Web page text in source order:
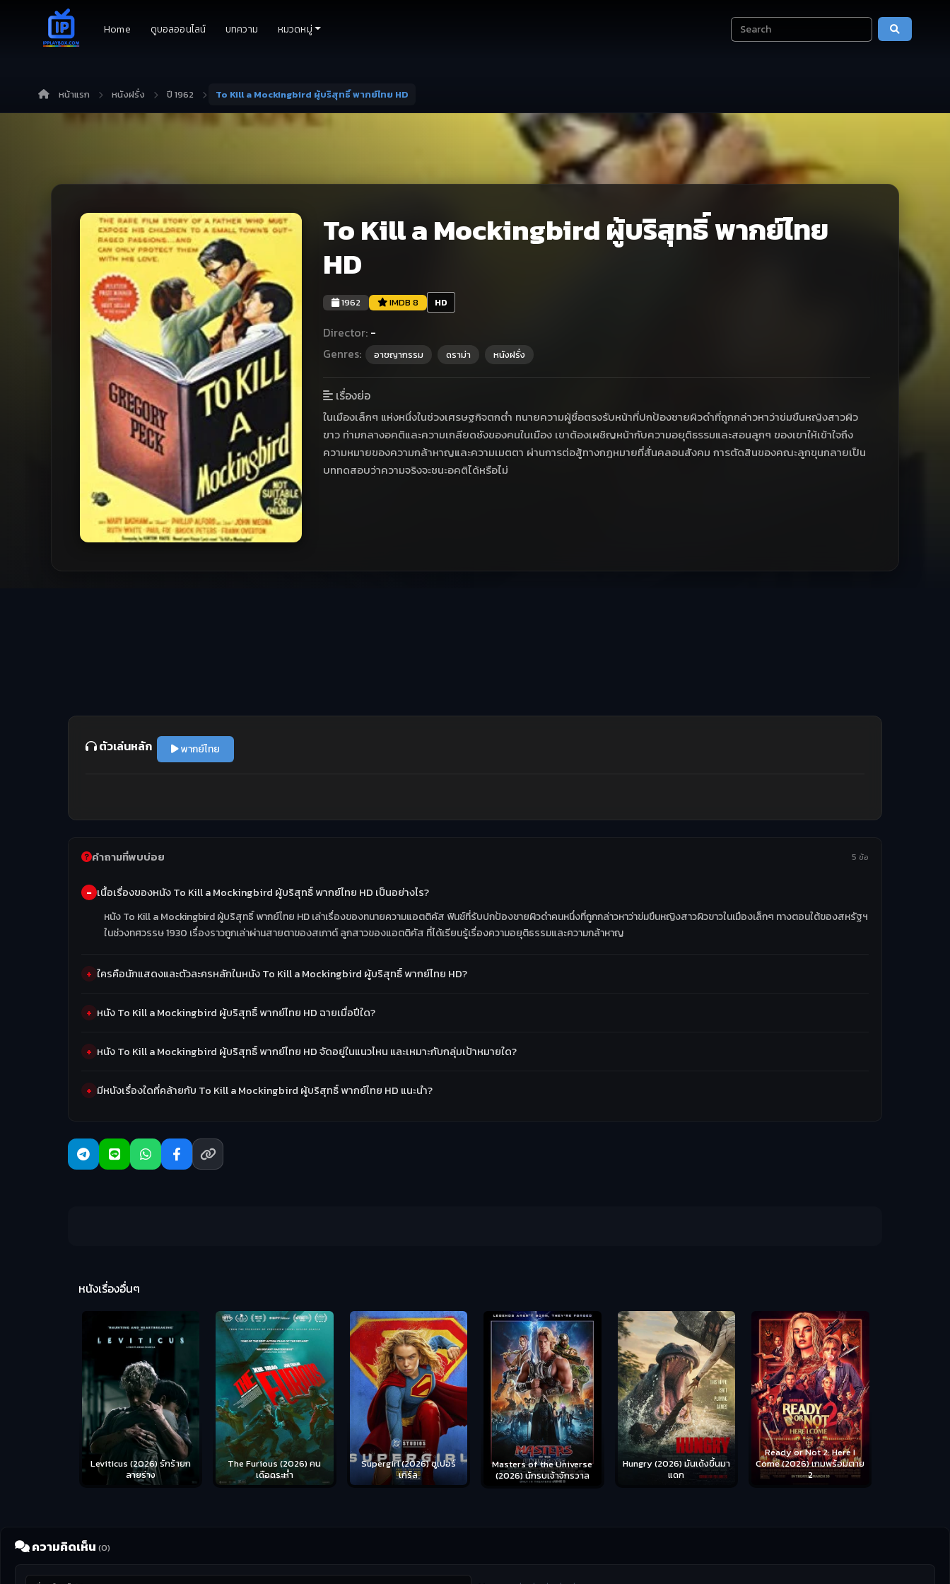
Home ดูบอลออนไลน์ บทความ หมวดหมู่
หน้าแรก หนังฝรั่ง ปี 1962 To Kill a Mockingbird ผู้บริสุทธิ์ พากย์ไทย HD
To Kill a Mockingbird ผู้บริสุทธิ์ พากย์ไทย
HD
1962 IMDB 8 HD
Director: -
Genres:
อาชญากรรม ดราม่า หนังฝรั่ง
เรื่องย่อ
ในเมืองเล็กๆ แห่งหนึ่งในช่วงเศรษฐกิจตกต่ำ ทนายความผู้ซื่อตรงรับหน้าที่ปกป้องชายผิวดำที่ถูกกล่าวหาว่าข่มขืนหญิงสาวผิว
ขาว ท่ามกลางอคติและความเกลียดชังของคนในเมือง เขาต้องเผชิญหน้ากับความอยุติธรรมและสอนลูกๆ ของเขาให้เข้าใจถึง
ความหมายของความกล้าหาญและความเมตตา ผ่านการต่อสู้ทางกฎหมายที่สั่นคลอนสังคม การตัดสินของคณะลูกขุนกลายเป็น
บททดสอบว่าความจริงจะชนะอคติได้หรือไม่
ตัวเล่นหลัก พากย์ไทย
คำถามที่พบบ่อย 5 ข้อ
เนื้อเรื่องของหนัง To Kill a Mockingbird ผู้บริสุทธิ์ พากย์ไทย HD เป็นอย่างไร?
หนัง To Kill a Mockingbird ผู้บริสุทธิ์ พากย์ไทย HD เล่าเรื่องของทนายความแอตติคัส ฟินช์ที่รับปกป้องชายผิวดำคนหนึ่งที่ถูกกล่าวหาว่าข่มขืนหญิงสาวผิวขาวในเมืองเล็กๆ ทางตอนใต้ของสหรัฐฯ
ในช่วงทศวรรษ 1930 เรื่องราวถูกเล่าผ่านสายตาของสเกาต์ ลูกสาวของแอตติคัส ที่ได้เรียนรู้เรื่องความอยุติธรรมและความกล้าหาญ
ใครคือนักแสดงและตัวละครหลักในหนัง To Kill a Mockingbird ผู้บริสุทธิ์ พากย์ไทย HD?
หนัง To Kill a Mockingbird ผู้บริสุทธิ์ พากย์ไทย HD ฉายเมื่อปีใด?
หนัง To Kill a Mockingbird ผู้บริสุทธิ์ พากย์ไทย HD จัดอยู่ในแนวไหน และเหมาะกับกลุ่มเป้าหมายใด?
มีหนังเรื่องใดที่คล้ายกับ To Kill a Mockingbird ผู้บริสุทธิ์ พากย์ไทย HD แนะนำ?
หนังเรื่องอื่นๆ
Leviticus (2026) รักร้ายก
ลายร่าง
The Furious (2026) คน
เดือดระห่ำ
Supergirl (2026) ซูเปอร์
เกิร์ล
Masters of the Universe
(2026) นักรบเจ้าจักรวาล
Hungry (2026) มันเด้งขึ้นมา
แดก
Ready or Not 2: Here I
Come (2026) เกมพร้อมตาย
2
ความคิดเห็น (0)